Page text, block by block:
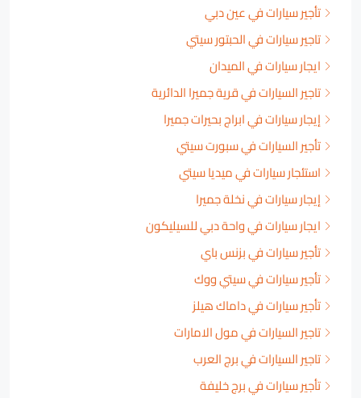
تأجير سيارات في عين دبي
تاجير سيارات في الحبتور سيتي
ايجار سيارات في الميدان
تاجير السيارات في قرية جميرا الدائرية
إيجار سيارات في ابراج بحيرات جميرا
تأجير السيارات في سبورت سيتي
استئجار سيارات في ميديا سيتي
إيجار سيارات في نخلة جميرا
ايجار سيارات في واحة دبي للسيليكون
تأجير سيارات في بزنس باي
تأجير سيارات في سيتي ووك
تأجير سيارات في داماك هيلز
تاجير السيارات في مول الامارات
تاجير السيارات في برج العرب
تأجير سيارات في برج خليفة